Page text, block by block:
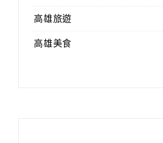
高雄旅遊
高雄美食